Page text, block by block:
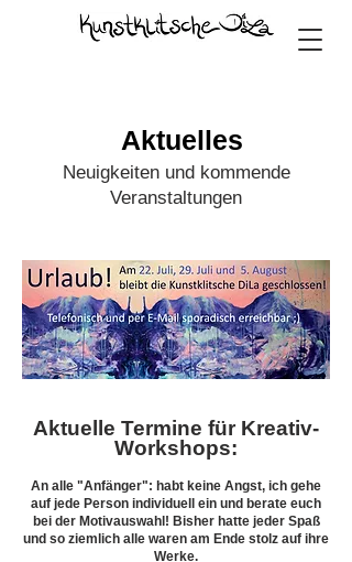
Neuigkeiten und kommende
Veranstaltungen
Aktuelles
Aktuelle Termine für Kreativ-
Workshops:
An alle "Anfänger": habt keine Angst, ich gehe
auf jede Person individuell ein und berate euch
bei der Motivauswahl! Bisher hatte jeder Spaß
und so ziemlich alle waren am Ende stolz auf ihre
Werke.